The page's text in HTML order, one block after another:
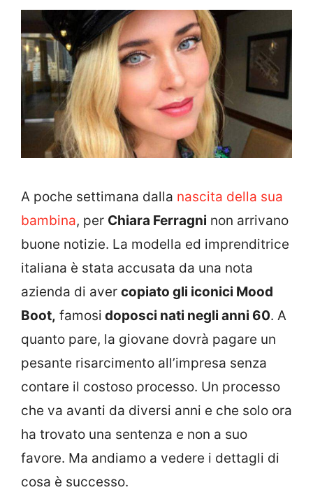
A poche settimana dalla nascita della sua
bambina, per Chiara Ferragni non arrivano
buone notizie. La modella ed imprenditrice
italiana è stata accusata da una nota
azienda di aver copiato gli iconici Mood
Boot, famosi doposci nati negli anni 60. A
quanto pare, la giovane dovrà pagare un
pesante risarcimento all’impresa senza
contare il costoso processo. Un processo
che va avanti da diversi anni e che solo ora
ha trovato una sentenza e non a suo
favore. Ma andiamo a vedere i dettagli di
cosa è successo.